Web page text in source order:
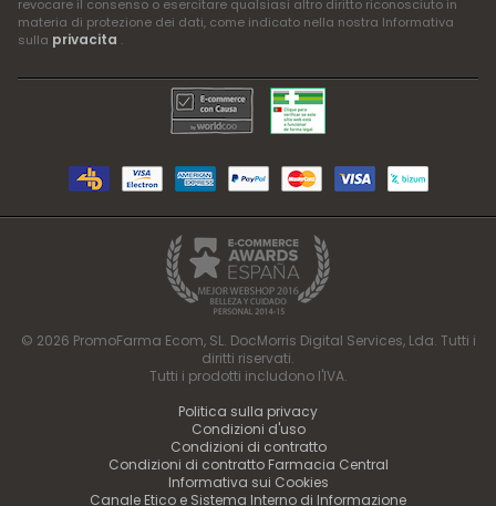
revocare il consenso o esercitare qualsiasi altro diritto riconosciuto in
materia di protezione dei dati, come indicato nella nostra Informativa
sulla privacita .
© 2026 PromoFarma Ecom, SL. DocMorris Digital Services, Lda. Tutti i
diritti riservati.
Tutti i prodotti includono l'IVA.
Politica sulla privacy
Condizioni d'uso
Condizioni di contratto
Condizioni di contratto Farmacia Central
Informativa sui Cookies
Canale Etico e Sistema Interno di Informazione